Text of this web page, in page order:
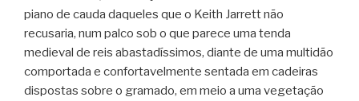
piano de cauda daqueles que o Keith Jarrett não
recusaria, num palco sob o que parece uma tenda
medieval de reis abastadíssimos, diante de uma multidão
comportada e confortavelmente sentada em cadeiras
dispostas sobre o gramado, em meio a uma vegetação